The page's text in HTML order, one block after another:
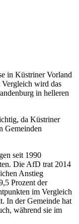
in Küstriner Vorland
Vergleich wird das
in helleren
da Küstriner
Gemeinden
seit 1990
Die AfD trat 2014
Anstieg
Prozent der
im Vergleich
In der Gemeinde hat
während sie im